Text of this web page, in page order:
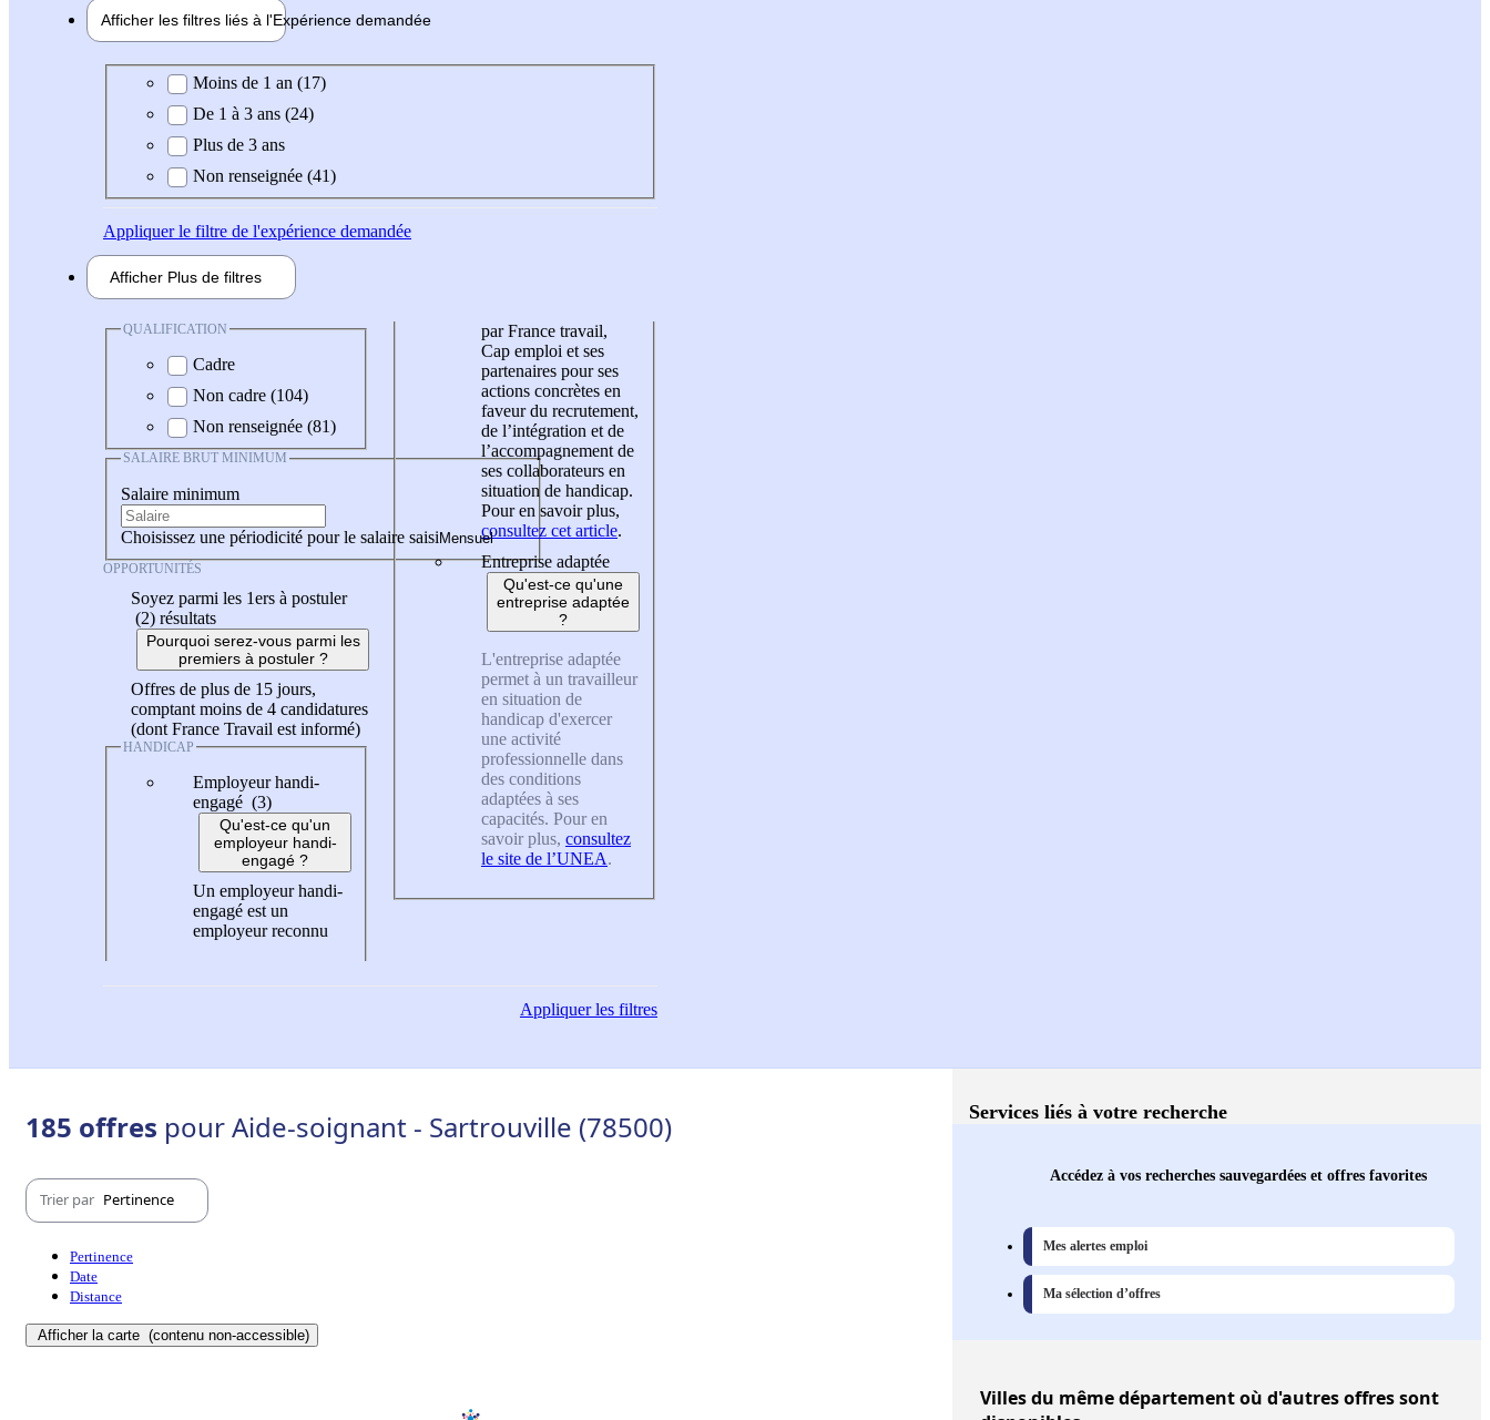
Afficher les filtres liés à l'Expérience demandée
Expérience demandée
Moins de 1 an (17)
De 1 à 3 ans (24)
Plus de 3 ans
Non renseignée (41)
Appliquerle filtre de l'expérience demandée
Afficher Plus de filtres
QUALIFICATION
Cadre
Non cadre (104)
Non renseignée (81)
SALAIRE BRUT MINIMUM
Salaire minimum
Choisissez une périodicité pour le salaire saisi
OPPORTUNITÉS
Soyez parmi les 1ers à postuler
(2) résultats
Pourquoi serez-vous parmi les
premiers à postuler ?
Offres de plus de 15 jours,
comptant moins de 4 candidatures
(dont France Travail est informé)
HANDICAP
Employeur handi-
engagé (3)
Qu'est-ce qu'un
employeur handi-
engagé ?
Un employeur handi-
engagé est un
employeur reconnu
par France travail,
Cap emploi et ses
partenaires pour ses
actions concrètes en
faveur du recrutement,
de l’intégration et de
l’accompagnement de
ses collaborateurs en
situation de handicap.
Pour en savoir plus,
consultez cet article.
Entreprise adaptée
Qu'est-ce qu'une
entreprise adaptée
?
L'entreprise adaptée
permet à un travailleur
en situation de
handicap d'exercer
une activité
professionnelle dans
des conditions
adaptées à ses
capacités. Pour en
savoir plus, consultez
le site de l’UNEA.
Appliquerles filtres
185 offres pour Aide-soignant - Sartrouville (78500)
Trier par Pertinence
Pertinence
Date
Distance
Afficher la carte (contenu non-accessible)
Services liés à votre recherche
Accédez à vos recherches sauvegardées et offres favorites
Mes alertes emploi
Ma sélection d’offres
Villesdu même département où d'autres offres sont